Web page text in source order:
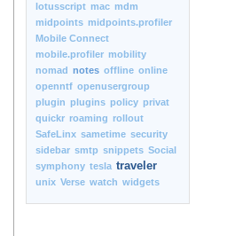
lotusscript mac mdm
midpoints midpoints.profiler
Mobile Connect
mobile.profiler mobility
nomad notes offline online
openntf openusergroup
plugin plugins policy privat
quickr roaming rollout
SafeLinx sametime security
sidebar smtp snippets Social
symphony tesla traveler
unix Verse watch widgets